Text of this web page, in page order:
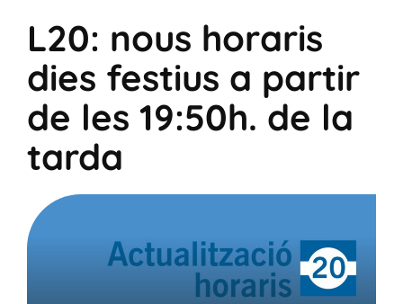
L20: nous horaris
dies festius a partir
de les 19:50h. de la
tarda